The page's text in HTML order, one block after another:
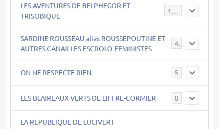
LES AVENTURES DE BELPHEGOR ET
TRISOBIQUE
SARDINE ROUSSEAU alias ROUSSEPOUTINE ET
AUTRES CANAILLES ESCROLO-FEMINISTES
40
ON NE RESPECTE RIEN 5
LES BLAIREAUX VERTS DE LIFFRE-CORMIER 8
LA REPUBLIQUE DE LUCIVERT